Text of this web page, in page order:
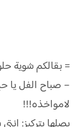
= بقالكم شوية
– صباح الفل يا
لامواخذه!!!